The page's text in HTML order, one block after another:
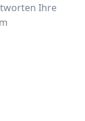
Ihre